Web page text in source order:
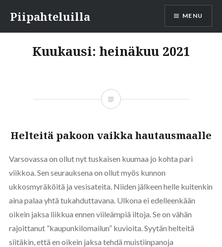
content
Piipahteluilla MENU
Kuukausi: heinäkuu 2021
Helteitä pakoon vaikka hautausmaalle
Varsovassa on ollut nyt tuskaisen kuumaa jo kohta pari
viikkoa. Sen seurauksena on ollut myös kunnon
ukkosmyräköitä ja vesisateita. Niiden jälkeen helle kuitenkin
aina palaa yhtä tukahduttavana. Ulkona ei edelleenkään
oikein jaksa liikkua ennen viileämpiä iltoja. Se on vähän
rajoittanut ”kaupunkilomailun” kuvioita. Syytän helteitä
siitäkin, että en oikein jaksa tehdä muistiinpanoja